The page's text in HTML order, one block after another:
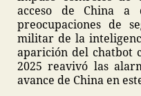
acceso de China a
preocupaciones de
militar de la
aparición del chatbot
2025 reavivó las
avance de China en